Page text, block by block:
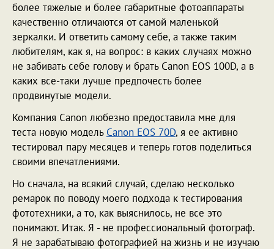
более тяжелые и более габаритные фотоаппараты
качественно отличаются от самой маленькой
зеркалки. И ответить самому себе, а также таким
любителям, как я, на вопрос: в каких случаях можно
не забивать себе голову и брать Canon EOS 100D, а в
каких все-таки лучше предпочесть более
продвинутые модели.
Компания Canon любезно предоставила мне для
теста новую модель Canon EOS 70D, я ее активно
тестировал пару месяцев и теперь готов поделиться
своими впечатлениями.
Но сначала, на всякий случай, сделаю несколько
ремарок по поводу моего подхода к тестирования
фототехники, а то, как выяснилось, не все это
понимают. Итак. Я - не профессиональный фотограф.
Я не зарабатываю фотографией на жизнь и не изучаю